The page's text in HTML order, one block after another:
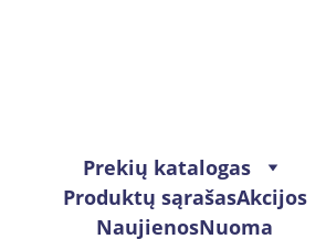
Prekių katalogas
Produktų sąrašasAkcijos
NaujienosNuoma